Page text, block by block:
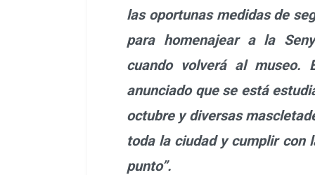
las oportunas medidas de
para homenajear a la
cuando volverá al museo.
anunciado que se está
octubre y diversas
toda la ciudad y cumplir con
punto”.